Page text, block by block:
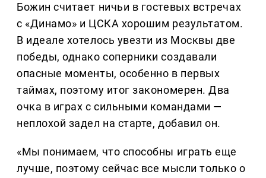
Божин считает ничьи в гостевых встречах
с «Динамо» и ЦСКА хорошим результатом.
В идеале хотелось увезти из Москвы две
победы, однако соперники создавали
опасные моменты, особенно в первых
таймах, поэтому итог закономерен. Два
очка в играх с сильными командами —
неплохой задел на старте, добавил он.
«Мы понимаем, что способны играть еще
лучше, поэтому сейчас все мысли только о